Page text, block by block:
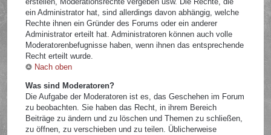
ein Administrator hat, sind allerdings davon abhängig, welche
Rechte ihnen ein Gründer des Forums oder ein anderer
Administrator erteilt hat. Administratoren können auch volle
Moderatorenbefugnisse haben, wenn ihnen das entsprechende
Recht erteilt wurde.
Nach oben
Was sind Moderatoren?
Die Aufgabe der Moderatoren ist es, das Geschehen im Forum
zu beobachten. Sie haben das Recht, in ihrem Bereich
Beiträge zu ändern und zu löschen und Themen zu schließen,
zu öffnen, zu verschieben und zu teilen. Üblicherweise